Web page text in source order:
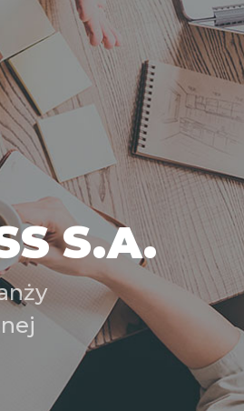
S.A.